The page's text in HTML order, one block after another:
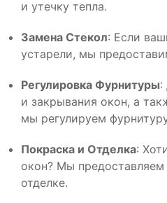
и утечку тепла.
Замена Стекол: Если
устарели, мы
Регулировка Фурнитуры:
и закрывания окон, а
мы регулируем
Покраска и Отделка:
окон? Мы предоставляем
отделке.